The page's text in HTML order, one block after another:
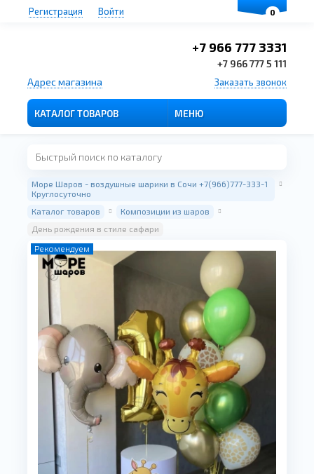
+7 966 777 3331
+7 966 777 5 111
Заказать звонок
Адрес магазина
Регистрация Войти
КАТАЛОГ ТОВАРОВ МЕНЮ
Море Шаров - воздушные шарики в Сочи +7(966)777-333-1
Круглосуточно
Каталог товаров
Композиции из шаров
День рождения в стиле сафари
Рекомендуем
0